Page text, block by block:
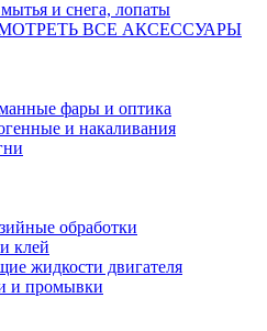
и снега, лопаты
ВСЕ АКСЕССУАРЫ
фары и оптика
и накаливания
обработки
клей
жидкости двигателя
и промывки